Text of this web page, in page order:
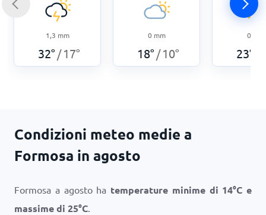
1,3 mm
32° / 17°
0 mm
18° / 10°
0
23°
Condizioni meteo medie a
Formosa in agosto
Formosa a agosto ha temperature minime di 14°C e
massime di 25°C.